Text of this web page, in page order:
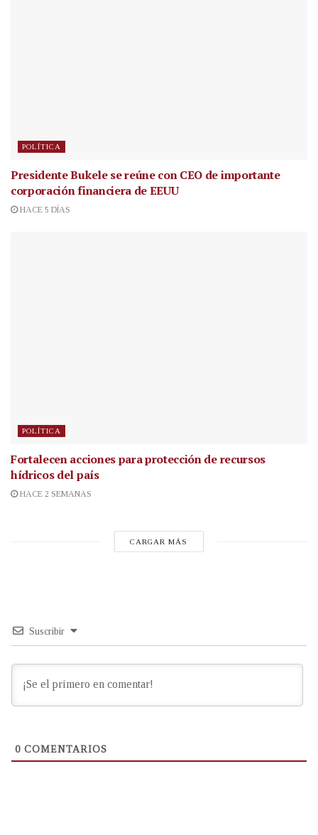
POLÍTICA
Presidente Bukele se reúne con CEO de importante
corporación financiera de EEUU
HACE 5 DÍAS
POLÍTICA
Fortalecen acciones para protección de recursos
hídricos del país
HACE 2 SEMANAS
CARGAR MÁS
Suscribir
0 COMENTARIOS